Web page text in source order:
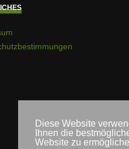
Diese Website
Ihnen die
Website zu